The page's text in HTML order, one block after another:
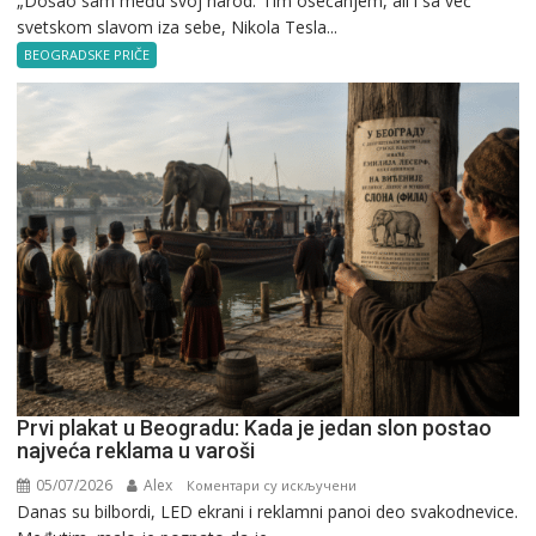
Beogradu
svetskom slavom iza sebe, Nikola Tesla...
BEOGRADSKE PRIČE
Prvi plakat u Beogradu: Kada je jedan slon postao
najveća reklama u varoši
05/07/2026 Alex Коментари су искључени
Prvi
Danas su bilbordi, LED ekrani i reklamni panoi deo svakodnevice.